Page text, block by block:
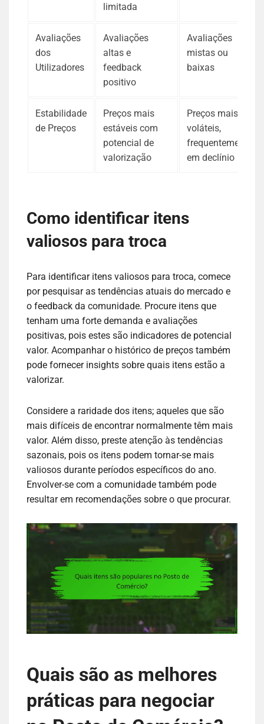
limitada
Avaliações
dos
Utilizadores
Avaliações
altas e
feedback
positivo
Avaliações
mistas ou
baixas
Estabilidade
de Preços
Preços mais
estáveis com
potencial de
valorização
Preços mais
voláteis,
frequentemente
em declínio
Como identificar itens
valiosos para troca
Para identificar itens valiosos para troca, comece
por pesquisar as tendências atuais do mercado e
o feedback da comunidade. Procure itens que
tenham uma forte demanda e avaliações
positivas, pois estes são indicadores de potencial
valor. Acompanhar o histórico de preços também
pode fornecer insights sobre quais itens estão a
valorizar.
Considere a raridade dos itens; aqueles que são
mais difíceis de encontrar normalmente têm mais
valor. Além disso, preste atenção às tendências
sazonais, pois os itens podem tornar-se mais
valiosos durante períodos específicos do ano.
Envolver-se com a comunidade também pode
resultar em recomendações sobre o que procurar.
Quais são as melhores
práticas para negociar